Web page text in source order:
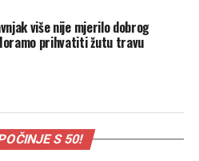
više nije mjerilo dobrog
prihvatiti žutu travu
S 50!